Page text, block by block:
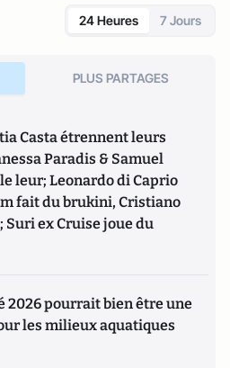
24 Heures 7 Jours
PLUS PARTAGES
Casta étrennent leurs
Paradis & Samuel
leur; Leonardo di Caprio
fait du brukini, Cristiano
ex Cruise joue du
2026 pourrait bien être une
les milieux aquatiques